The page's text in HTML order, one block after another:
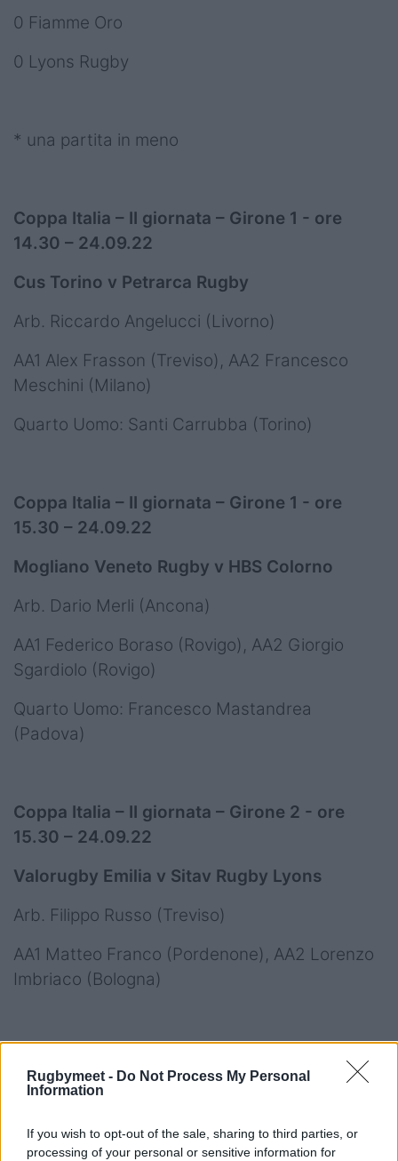
Rugbymeet - Do Not Process My Personal
Information
If you wish to opt-out of the sale, sharing to third parties, or
processing of your personal or sensitive information for
0 Fiamme Oro
0 Lyons Rugby
* una partita in meno
Coppa Italia – II giornata – Girone 1 - ore
14.30 – 24.09.22
Cus Torino v Petrarca Rugby
Arb. Riccardo Angelucci (Livorno)
AA1 Alex Frasson (Treviso), AA2 Francesco
Meschini (Milano)
Quarto Uomo: Santi Carrubba (Torino)
Coppa Italia – II giornata – Girone 1 - ore
15.30 – 24.09.22
Mogliano Veneto Rugby v HBS Colorno
Arb. Dario Merli (Ancona)
AA1 Federico Boraso (Rovigo), AA2 Giorgio
Sgardiolo (Rovigo)
Quarto Uomo: Francesco Mastandrea
(Padova)
Coppa Italia – II giornata – Girone 2 - ore
15.30 – 24.09.22
Valorugby Emilia v Sitav Rugby Lyons
Arb. Filippo Russo (Treviso)
AA1 Matteo Franco (Pordenone), AA2 Lorenzo
Imbriaco (Bologna)
Coppa Italia – II giornata – Girone 2 – ore 16 –
24.09.22